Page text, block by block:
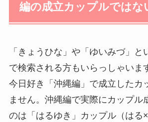
編の成立カップルではな
「きょうひな」や「ゆいみづ」と
で検索される方もいらっしゃいま
今日好き「沖縄編」で成立したカ
ません。沖縄編で実際にカップル
のは「はるゆき」カップル（はる